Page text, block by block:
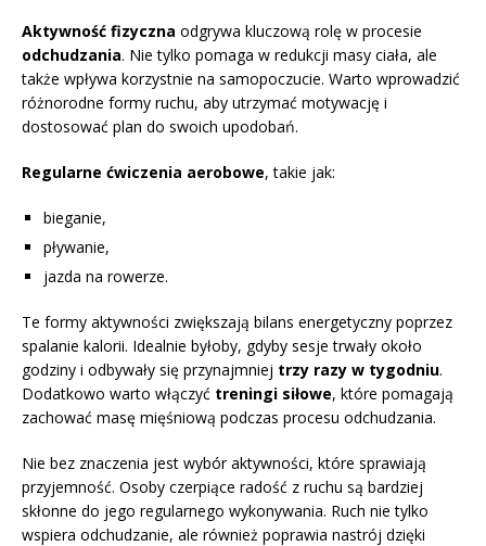
Aktywność fizyczna odgrywa kluczową rolę w procesie
odchudzania. Nie tylko pomaga w redukcji masy ciała, ale
także wpływa korzystnie na samopoczucie. Warto wprowadzić
różnorodne formy ruchu, aby utrzymać motywację i
dostosować plan do swoich upodobań.
Regularne ćwiczenia aerobowe, takie jak:
bieganie,
pływanie,
jazda na rowerze.
Te formy aktywności zwiększają bilans energetyczny poprzez
spalanie kalorii. Idealnie byłoby, gdyby sesje trwały około
godziny i odbywały się przynajmniej trzy razy w tygodniu.
Dodatkowo warto włączyć treningi siłowe, które pomagają
zachować masę mięśniową podczas procesu odchudzania.
Nie bez znaczenia jest wybór aktywności, które sprawiają
przyjemność. Osoby czerpiące radość z ruchu są bardziej
skłonne do jego regularnego wykonywania. Ruch nie tylko
wspiera odchudzanie, ale również poprawia nastrój dzięki